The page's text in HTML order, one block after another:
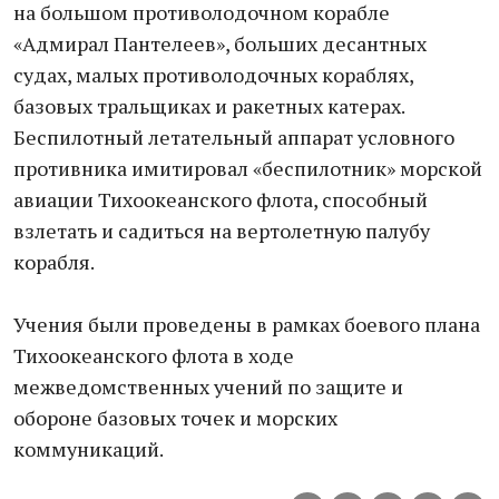
на большом противолодочном корабле
«Адмирал Пантелеев», больших десантных
судах, малых противолодочных кораблях,
базовых тральщиках и ракетных катерах.
Беспилотный летательный аппарат условного
противника имитировал «беспилотник» морской
авиации Тихоокеанского флота, способный
взлетать и садиться на вертолетную палубу
корабля.
Учения были проведены в рамках боевого плана
Тихоокеанского флота в ходе
межведомственных учений по защите и
обороне базовых точек и морских
коммуникаций.